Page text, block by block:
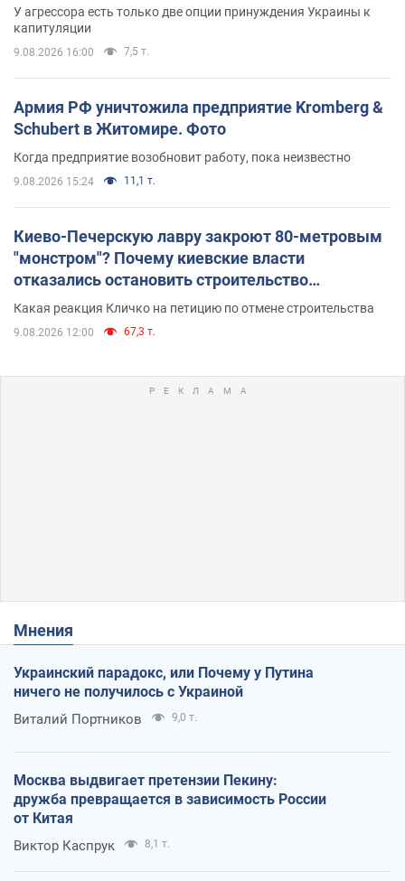
У агрессора есть только две опции принуждения Украины к
капитуляции
9.08.2026 16:00 7,5 т.
Армия РФ уничтожила предприятие Kromberg &
Schubert в Житомире. Фото
Когда предприятие возобновит работу, пока неизвестно
9.08.2026 15:24 11,1 т.
Киево-Печерскую лавру закроют 80-метровым
"монстром"? Почему киевские власти
отказались остановить строительство
небоскреба "московского верующего"
Какая реакция Кличко на петицию по отмене строительства
9.08.2026 12:00 67,3 т.
Мнения
Украинский парадокс, или Почему у Путина
ничего не получилось с Украиной
Виталий Портников 9,0 т.
Москва выдвигает претензии Пекину:
дружба превращается в зависимость России
от Китая
Виктор Каспрук 8,1 т.